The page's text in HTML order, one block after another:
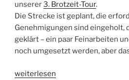
unserer3. Brotzeit-Tour.
Die Strecke ist geplant, die
Genehmigungen sind eingeholt,
geklärt – ein paar Feinarbeiten
noch umgesetzt werden, aber
„Brotzeit-
weiterlesen